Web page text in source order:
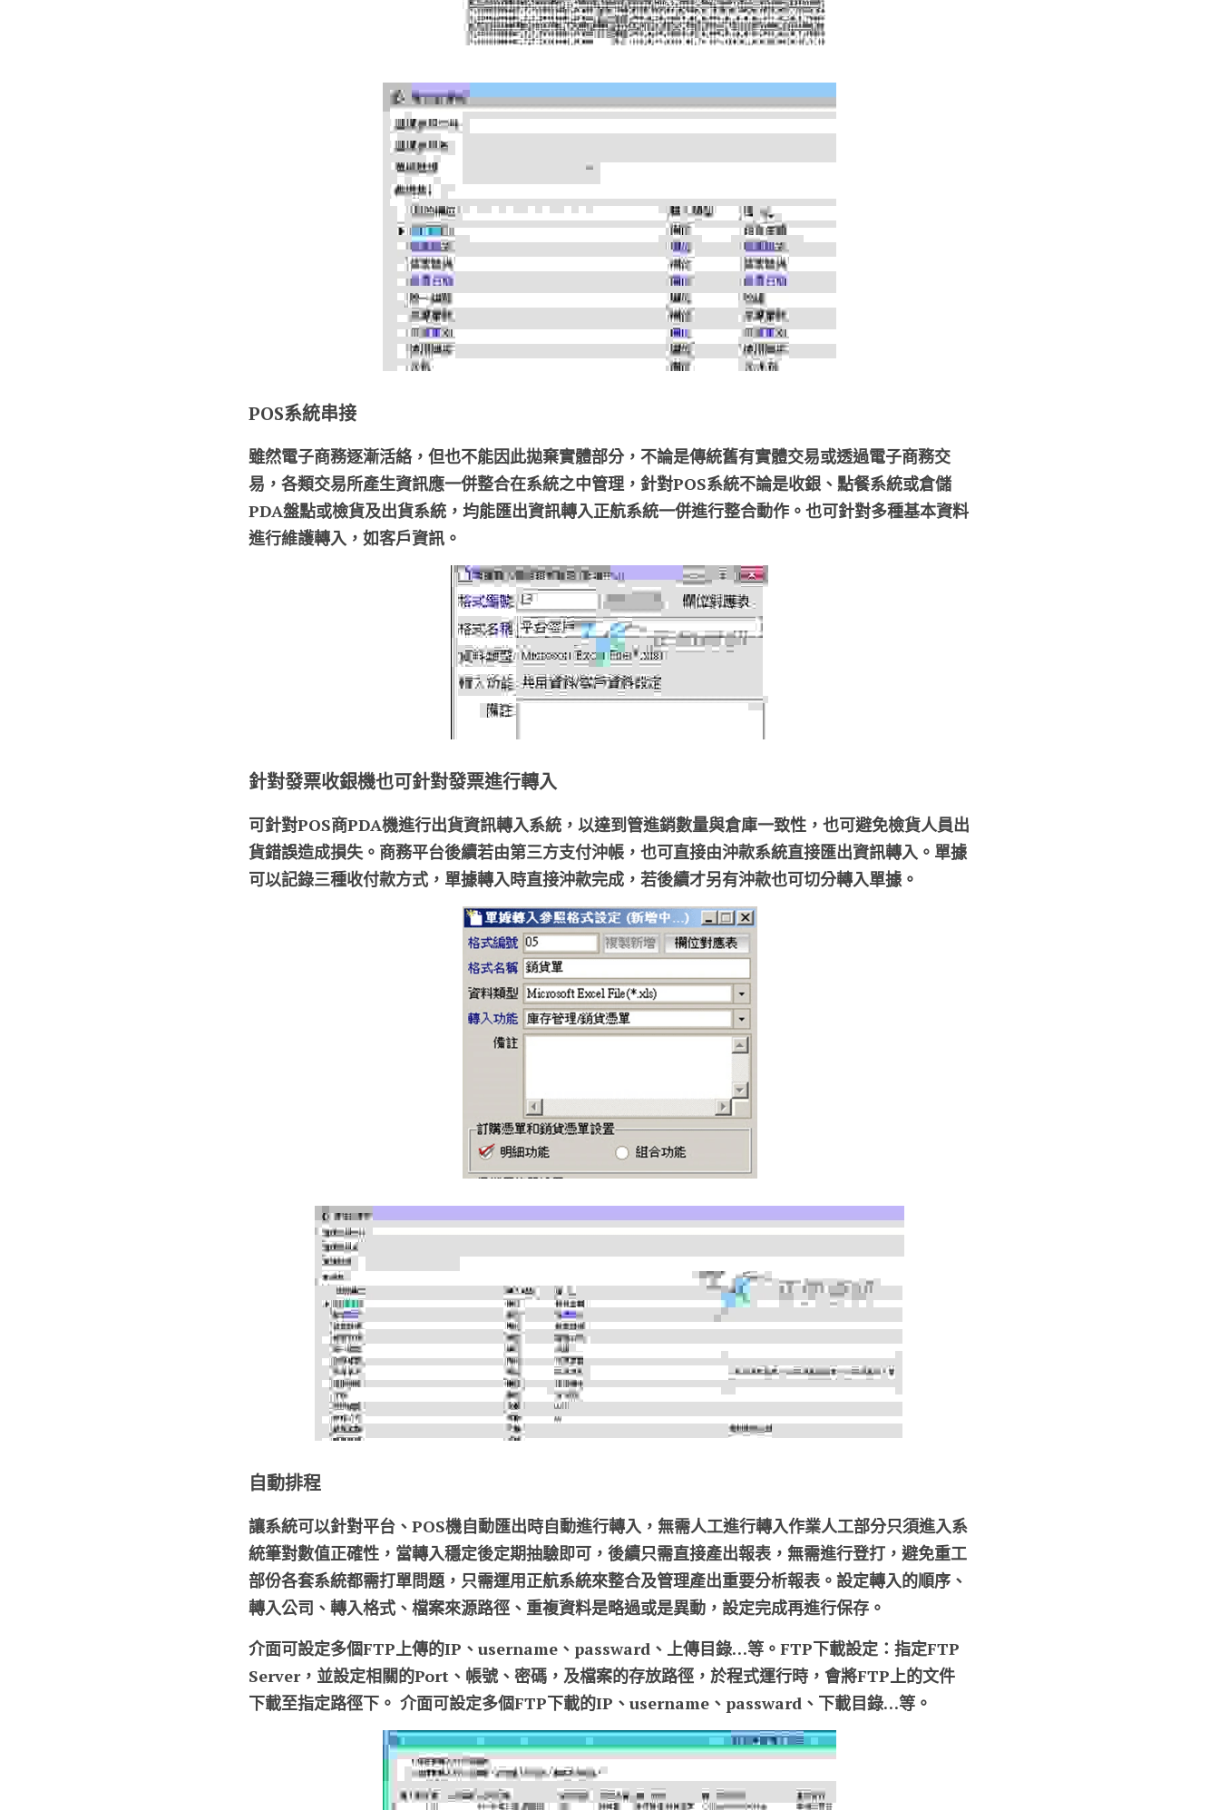
POS系統串接
雖然電子商務逐漸活絡，但也不能因此拋棄實體部分，不論是傳統舊有實體交易或透過電子商務交
易，各類交易所產生資訊應一併整合在系統之中管理，針對POS系統不論是收銀、點餐系統或倉儲
PDA盤點或檢貨及出貨系統，均能匯出資訊轉入正航系統一併進行整合動作。也可針對多種基本資料
進行維護轉入，如客戶資訊。
針對發票收銀機也可針對發票進行轉入
可針對POS商PDA機進行出貨資訊轉入系統，以達到管進銷數量與倉庫一致性，也可避免檢貨人員出
貨錯誤造成損失。商務平台後續若由第三方支付沖帳，也可直接由沖款系統直接匯出資訊轉入。單據
可以記錄三種收付款方式，單據轉入時直接沖款完成，若後續才另有沖款也可切分轉入單據。
自動排程
讓系統可以針對平台、POS機自動匯出時自動進行轉入，無需人工進行轉入作業人工部分只須進入系
統筆對數值正確性，當轉入穩定後定期抽驗即可，後續只需直接產出報表，無需進行登打，避免重工
部份各套系統都需打單問題，只需運用正航系統來整合及管理產出重要分析報表。設定轉入的順序、
轉入公司、轉入格式、檔案來源路徑、重複資料是略過或是異動，設定完成再進行保存。
介面可設定多個FTP上傳的IP、username、passward、上傳目錄…等。FTP下載設定：指定FTP
Server，並設定相關的Port、帳號、密碼，及檔案的存放路徑，於程式運行時，會將FTP上的文件
下載至指定路徑下。 介面可設定多個FTP下載的IP、username、passward、下載目錄…等。